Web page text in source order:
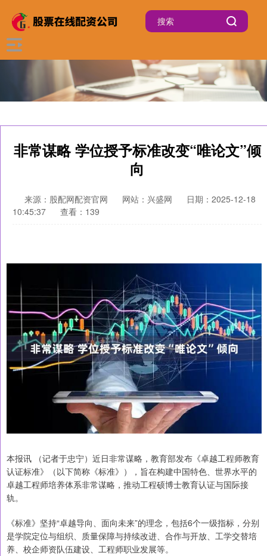
非常谋略 学位授予标准改变“唯论文”倾
向
来源：股配网配资官网 网站：兴盛网
日期：2025-12-18
10:45:37
查看：139
本报讯 （记者于忠宁）近日非常谋略，教育部发布《卓越工程师教育
认证标准》（以下简称《标准》），旨在构建中国特色、世界水平的
卓越工程师培养体系非常谋略，推动工程硕博士教育认证与国际接
轨。
《标准》坚持“卓越导向、面向未来”的理念，包括6个一级指标，分别
是学院定位与组织、质量保障与持续改进、合作与开放、工学交替培
养、校企师资队伍建设、工程师职业发展等。